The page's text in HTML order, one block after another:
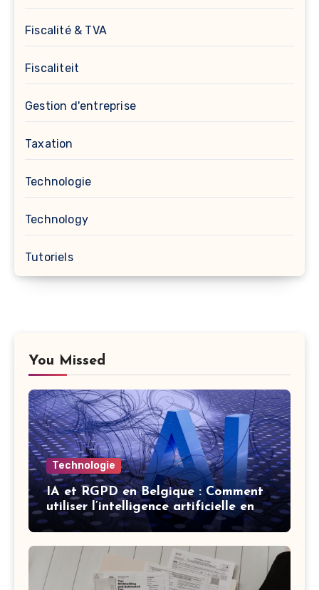
Fiscalité & TVA
Fiscaliteit
Gestion d'entreprise
Taxation
Technologie
Technology
Tutoriels
You Missed
Technologie
IA et RGPD en Belgique : Comment
utiliser l’intelligence artificielle en
respectant la vie privée